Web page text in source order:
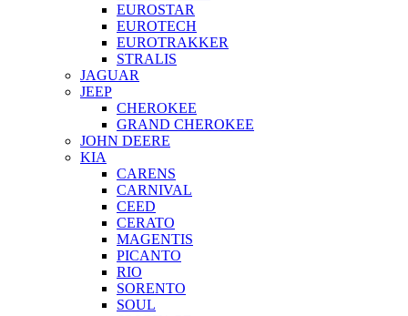
EUROSTAR
EUROTECH
EUROTRAKKER
STRALIS
JAGUAR
JEEP
CHEROKEE
GRAND CHEROKEE
JOHN DEERE
KIA
CARENS
CARNIVAL
CEED
CERATO
MAGENTIS
PICANTO
RIO
SORENTO
SOUL